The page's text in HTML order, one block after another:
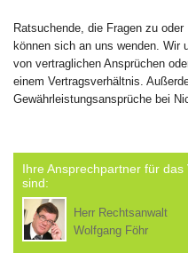
Ratsuchende, die Fragen zu oder
können sich an uns wenden. Wir
von vertraglichen Ansprüchen
einem Vertragsverhältnis.
Gewährleistungsansprüche bei
Ihre Ansprechpartner für
sind:
Herr Rechtsanwalt
Wolfgang Föhr